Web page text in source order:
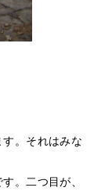
。それはみな
。二つ目が、